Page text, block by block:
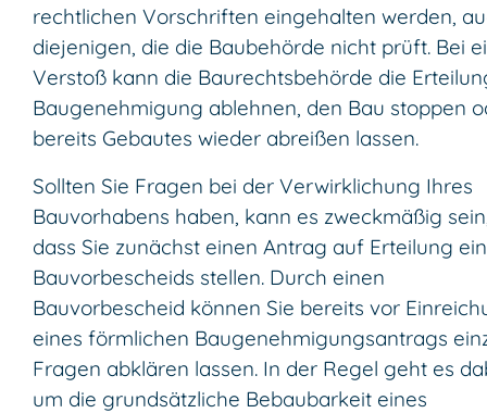
rechtlichen Vorschriften eingehalten werden,
diejenigen, die die Baubehörde nicht prüft. Bei
Verstoß kann die Baurechtsbehörde die
Baugenehmigung ablehnen, den Bau stoppen
bereits Gebautes wieder abreißen lassen.
Sollten Sie Fragen bei der Verwirklichung Ihres
Bauvorhabens haben, kann es zweckmäßig
dass Sie zunächst einen Antrag auf Erteilung
Bauvorbescheids stellen. Durch einen
Bauvorbescheid können Sie bereits vor
eines förmlichen Baugenehmigungsantrags
Fragen abklären lassen. In der Regel geht es
um die grundsätzliche Bebaubarkeit eines